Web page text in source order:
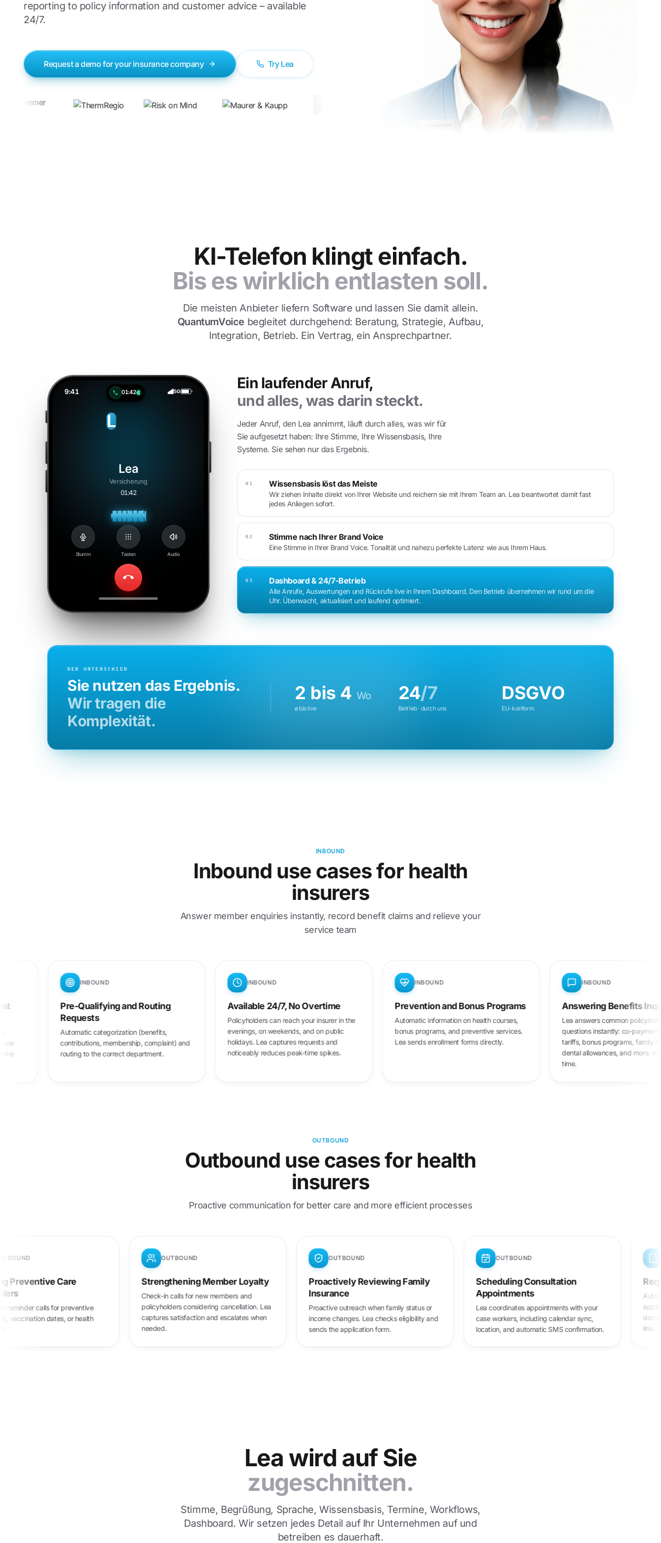
reporting to policy information and customer advice – available
24/7.
Request a demo for your insurance company Try Lea
KI-Telefon klingt einfach.
Bis es wirklich entlasten soll.
Die meisten Anbieter liefern Software und lassen Sie damit allein.
QuantumVoice begleitet durchgehend: Beratung, Strategie, Aufbau,
Integration, Betrieb. Ein Vertrag, ein Ansprechpartner.
9:41 5G
01:43
L
Lea
Versicherung
01:43
Stumm Tasten Audio
Ein laufender Anruf,
und alles, was darin steckt.
Jeder Anruf, den Lea annimmt, läuft durch alles, was wir für
Sie aufgesetzt haben: Ihre Stimme, Ihre Wissensbasis, Ihre
Systeme. Sie sehen nur das Ergebnis.
01 Wissensbasis löst das Meiste
Wir ziehen Inhalte direkt von Ihrer Website und reichern sie mit Ihrem Team an. Lea beantwortet damit fast
jedes Anliegen sofort.
02 Stimme nach Ihrer Brand Voice
Eine Stimme in Ihrer Brand Voice. Tonalität und nahezu perfekte Latenz wie aus Ihrem Haus.
03 Dashboard & 24/7-Betrieb
Alle Anrufe, Auswertungen und Rückrufe live in Ihrem Dashboard. Den Betrieb übernehmen wir rund um die
Uhr. Überwacht, aktualisiert und laufend optimiert.
DER UNTERSCHIED
Sie nutzen das Ergebnis.
Wir tragen die
Komplexität.
2 bis 4 Wo
ø bis live
24/7
Betrieb · durch uns
DSGVO
EU-konform
INBOUND
Inbound use cases for health
insurers
Answer member enquiries instantly, record benefit claims and relieve your
service team
INBOUND
Pre-Qualifying and Routing
Requests
Automatic categorization (benefits,
contributions, membership, complaint) and
routing to the correct department.
INBOUND
Available 24/7, No Overtime
Policyholders can reach your insurer in the
evenings, on weekends, and on public
holidays. Lea captures requests and
noticeably reduces peak-time spikes.
INBOUND
Prevention and Bonus Programs
Automatic information on health courses,
bonus programs, and preventive services.
Lea sends enrollment forms directly.
INBOUND
Answering Benefits Inquiries
Lea answers common policyholder
questions instantly: co-payments, optional
tariffs, bonus programs, family insurance,
dental allowances, and more, with no wait
OUTBOUND
Outbound use cases for health
insurers
Proactive communication for better care and more efficient processes
Sending Preventive Care
Reminders
Automatic reminder calls for preventive
check-ups, vaccination dates, or health
Strengthening Member Loyalty
Check-in calls for new members and
policyholders considering cancellation. Lea
captures satisfaction and escalates when
Proactively Reviewing Family
Insurance
Proactive outreach when family status or
income changes. Lea checks eligibility and
sends the application form.
Scheduling Consultation
Appointments
Lea coordinates appointments with your
case workers, including calendar sync,
location, and automatic SMS confirmation.
Lea wird auf Sie
zugeschnitten.
Stimme, Begrüßung, Sprache, Wissensbasis, Termine, Workflows,
Dashboard. Wir setzen jedes Detail auf Ihr Unternehmen auf und
betreiben es dauerhaft.